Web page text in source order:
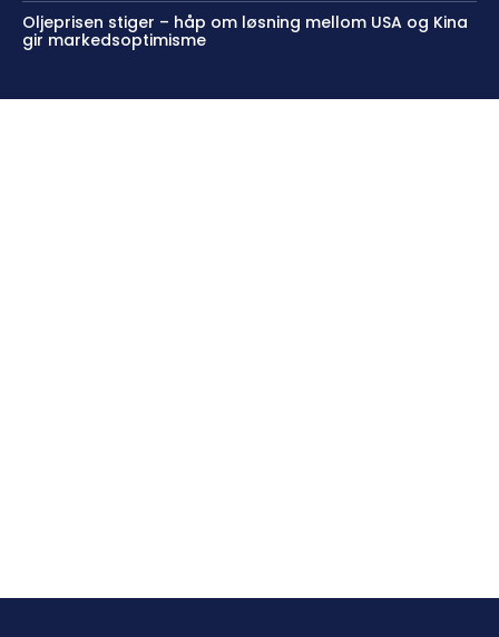
Oljeprisen stiger – håp om løsning mellom USA og Kina
gir markedsoptimisme